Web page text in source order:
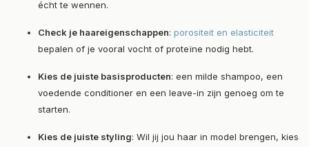
écht te wennen.
Check je haareigenschappen: porositeit en elasticiteit
bepalen of je vooral vocht of proteïne nodig hebt.
Kies de juiste basisproducten: een milde shampoo, een
voedende conditioner en een leave-in zijn genoeg om te
starten.
Kies de juiste styling: Wil jij jou haar in model brengen, kies